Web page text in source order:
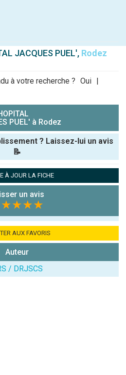
JACQUES PUEL', Rodez
à votre recherche ? Oui |
PUEL' à Rodez
? Laissez-lui un avis
📝
attribuer :
À JOUR LA FICHE
un avis
AUX FAVORIS
Auteur
/ DRJSCS